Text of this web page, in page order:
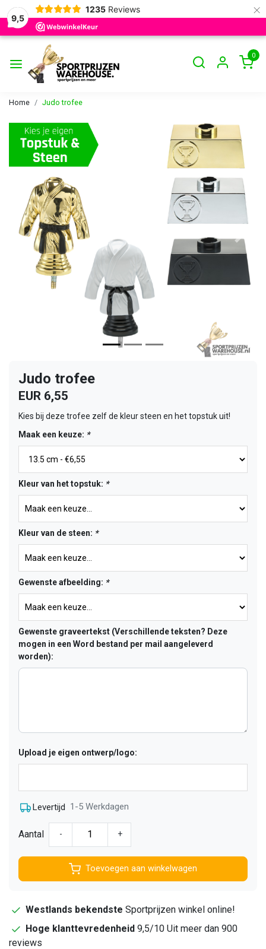
9,5
1235 Reviews ×
0
Home Judo trofee
Vorige
Judo trofee
EUR 6,55
Kies bij deze trofee zelf de kleur steen en het topstuk uit!
Maak een keuze: *
Kleur van het topstuk: *
Kleur van de steen: *
Gewenste afbeelding: *
Gewenste graveertekst (Verschillende teksten? Deze
mogen in een Word bestand per mail aangeleverd
worden):
Upload je eigen ontwerp/logo:
Levertijd 1-5 Werkdagen
Aantal - +
Toevoegen aan winkelwagen
Westlands bekendste Sportprijzen winkel online!
Hoge klanttevredenheid 9,5/10 Uit meer dan 900
reviews